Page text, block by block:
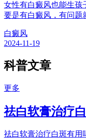
女性有白癜风也能生孩
要是有白癜风，有问题
白癜风
2024-11-19
科普文章
更多
祛白软膏治疗
祛白软膏治疗白斑有用